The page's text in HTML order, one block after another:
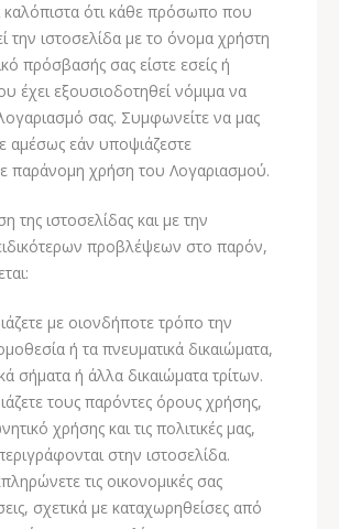
καλόπιστα ότι κάθε πρόσωπο που
την ιστοσελίδα με το όνομα χρήστη
πρόσβασής σας είστε εσείς ή
έχει εξουσιοδοτηθεί νόμιμα να
σας. Συμφωνείτε να μας
αμέσως εάν υποψιάζεστε
παράνομη χρήση του Λογαριασμού.
της ιστοσελίδας και με την
προβλέψεων στο παρόν,
με οιονδήποτε τρόπο την
ή τα πνευματικά δικαιώματα,
σήματα ή άλλα δικαιώματα τρίτων.
τους παρόντες όρους χρήσης,
χρήσης και τις πολιτικές μας,
στην ιστοσελίδα.
τις οικονομικές σας
σχετικά με καταχωρηθείσες από